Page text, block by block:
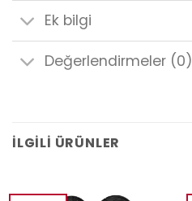
Ek bilgi
Değerlendirmeler (0)
İLGILI ÜRÜNLER